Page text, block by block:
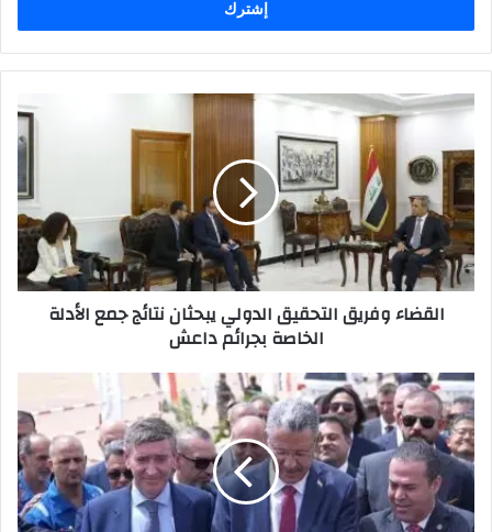
القضاء
التحقيق
الدولي
يبحثان
نتائج
جمع
الأدلة
الخاصة
بجرائمالقضاء وفريق التحقيق الدولي يبحثان نتائج جمع الأدلة
الخاصة بجرائم داعش
بإنجاز
غير
مسبوق
وبرعاية
دولة
رئيس
الوزراء..